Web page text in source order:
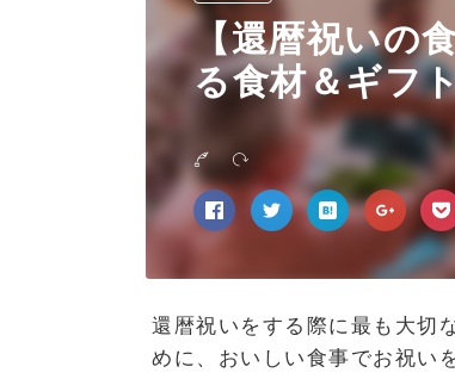
【還暦祝いの
る食材＆ギフ
還暦祝いをする際に最も大切
めに、おいしい食事でお祝い